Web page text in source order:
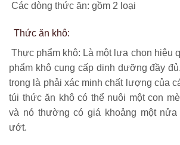
Các dòng thức ăn: gồm 2 loại
Thức ăn khô:
Thực phẩm khô: Là một lựa chọn hiệu
phẩm khô cung cấp dinh dưỡng đầy
trọng là phải xác minh chất lượng của
túi thức ăn khô có thể nuôi một con
và nó thường có giá khoảng một
ướt.